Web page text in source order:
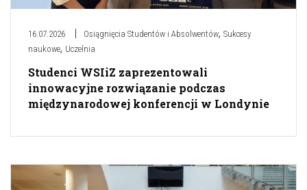
16.07.2026 Osiągnięcia Studentów i Absolwentów, Sukcesy
naukowe, Uczelnia
Studenci WSIiZ zaprezentowali
innowacyjne rozwiązanie podczas
międzynarodowej konferencji w Londynie